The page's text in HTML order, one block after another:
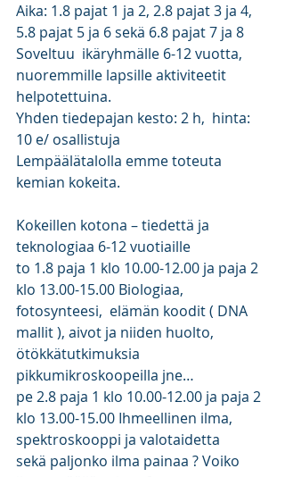
Aika: 1.8 pajat 1 ja 2, 2.8 pajat 3 ja 4,
5.8 pajat 5 ja 6 sekä 6.8 pajat 7 ja 8
Soveltuu  ikäryhmälle 6-12 vuotta,
nuoremmille lapsille aktiviteetit
helpotettuina.
Yhden tiedepajan kesto: 2 h,  hinta:
10 e/ osallistuja
Lempäälätalolla emme toteuta
kemian kokeita.
Kokeillen kotona – tiedettä ja
teknologiaa 6-12 vuotiaille
to 1.8 paja 1 klo 10.00-12.00 ja paja 2
klo 13.00-15.00 Biologiaa,
fotosynteesi,  elämän koodit ( DNA
mallit ), aivot ja niiden huolto,
ötökkätutkimuksia
pikkumikroskoopeilla jne…
pe 2.8 paja 1 klo 10.00-12.00 ja paja 2
klo 13.00-15.00 Ihmeellinen ilma,
spektroskooppi ja valotaidetta
sekä paljonko ilma painaa ? Voiko